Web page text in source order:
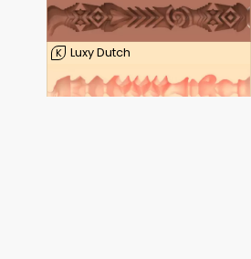
K Luxy Dutch